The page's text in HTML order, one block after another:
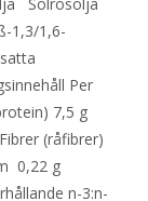
Solrosolja
1,3/1,6-
Per
7,5 g
(råfibrer)
0,22 g
n-3:n-